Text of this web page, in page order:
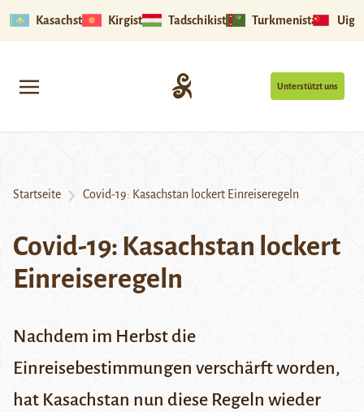
Kasachstan Kirgistan Tadschikistan Turkmenistan
Unterstützt uns
Startseite Covid-19: Kasachstan lockert Einreiseregeln
Covid-19: Kasachstan lockert
Einreiseregeln
Nachdem im Herbst die
Einreisebestimmungen verschärft worden,
hat Kasachstan nun diese Regeln wieder